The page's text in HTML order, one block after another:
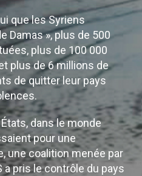
que les Syriens
Damas », plus de 500
plus de 100 000
plus de 6 millions de
de quitter leur pays
dans le monde
pour une
une coalition menée par
pris le contrôle du pays